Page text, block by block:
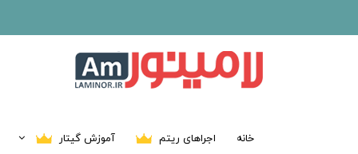
خانه اجراهای ریتم آموزش گیتار